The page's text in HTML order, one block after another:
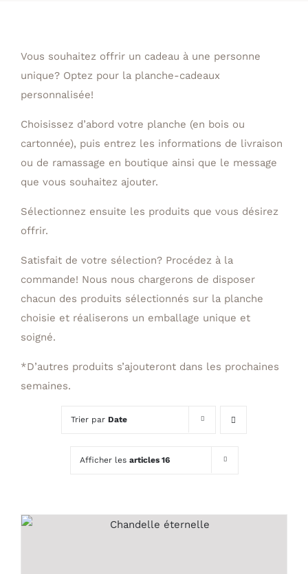
Vous souhaitez offrir un cadeau à une personne
unique? Optez pour la planche-cadeaux
personnalisée!
Choisissez d’abord votre planche (en bois ou
cartonnée), puis entrez les informations de livraison
ou de ramassage en boutique ainsi que le message
que vous souhaitez ajouter.
Sélectionnez ensuite les produits que vous désirez
offrir.
Satisfait de votre sélection? Procédez à la
commande! Nous nous chargerons de disposer
chacun des produits sélectionnés sur la planche
choisie et réaliserons un emballage unique et
soigné.
*D’autres produits s’ajouteront dans les prochaines
semaines.
Trier par Date
Afficher les articles 16